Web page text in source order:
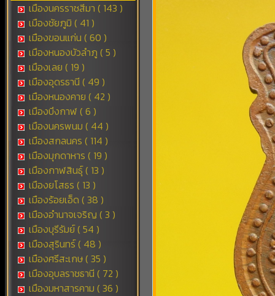
เมืองนครราชสีมา ( 143 )
เมืองชัยภูมิ ( 41 )
เมืองขอนแก่น ( 60 )
เมืองหนองบัวลำภู ( 5 )
เมืองเลย ( 19 )
เมืองอุดรธานี ( 49 )
เมืองหนองคาย ( 42 )
เมืองบึงกาฬ ( 6 )
เมืองนครพนม ( 44 )
เมืองสกลนคร ( 114 )
เมืองมุกดาหาร ( 19 )
เมืองกาฬสินธุ์ ( 13 )
เมืองยโสธร ( 13 )
เมืองร้อยเอ็ด ( 38 )
เมืองอำนาจเจริญ ( 3 )
เมืองบุรีรัมย์ ( 54 )
เมืองสุรินทร์ ( 48 )
เมืองศรีสะเกษ ( 35 )
เมืองอุบลราชธานี ( 72 )
เมืองมหาสารคาม ( 36 )